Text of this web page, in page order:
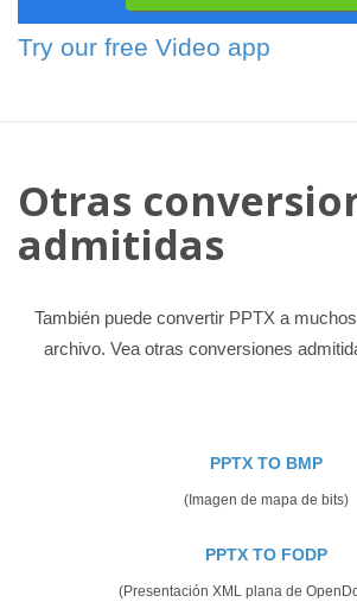
Try our free Video app
Otras
admitidas
También puede convertir PPTX a
archivo. Vea otras conversiones
PPTX TO BMP
(Imagen de mapa de bits)
PPTX TO FODP
(Presentación XML plana de